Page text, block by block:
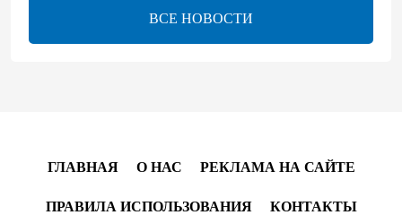
Эмир Катара обсудил с Трампом ситуацию вокруг
ВСЕ НОВОСТИ
ГЛАВНАЯ О НАС РЕКЛАМА НА САЙТЕ
ПРАВИЛА ИСПОЛЬЗОВАНИЯ КОНТАКТЫ